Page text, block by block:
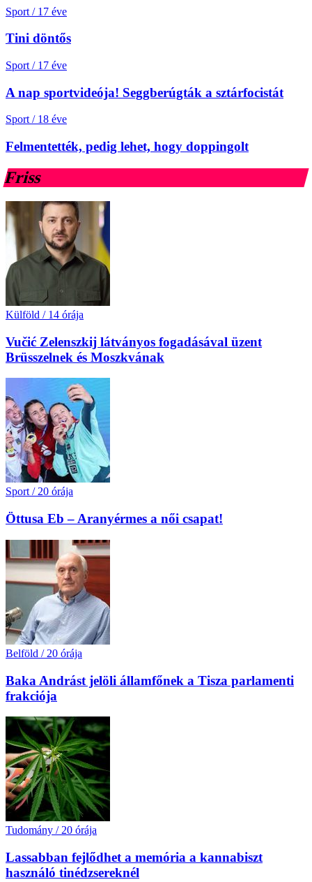
Sport / 17 éve
Tini döntős
Sport / 17 éve
A nap sportvideója! Seggberúgták a sztárfocistát
Sport / 18 éve
Felmentették, pedig lehet, hogy doppingolt
Friss
Külföld / 14 órája
Vučić Zelenszkij látványos fogadásával üzent
Brüsszelnek és Moszkvának
Sport / 20 órája
Öttusa Eb – Aranyérmes a női csapat!
Belföld / 20 órája
Baka Andrást jelöli államfőnek a Tisza parlamenti
frakciója
Tudomány / 20 órája
Lassabban fejlődhet a memória a kannabiszt
használó tinédzsereknél